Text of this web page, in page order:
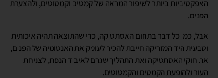
האפקטיביות ביותר לשיפור המראה של קמטים וקמטוטים, ולהצערת
הפנים.
אבל, כמו כל דבר בתחום האסתטיקה, כדי שהתוצאה תהיה איכותית
וטבעית היד המזריקה חייבת להכיר לעומק את האנטומיה של הפנים,
את חוקי האסתטיקה ואת התהליך שגרם לאיבוד הנפח, לצניחת
העור ולהופעת הקמטים והקמטוטים.